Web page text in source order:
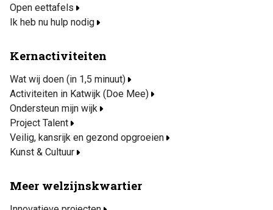
Open eettafels
Ik heb nu hulp nodig
Kernactiviteiten
Wat wij doen (in 1,5 minuut)
Activiteiten in Katwijk (Doe Mee)
Ondersteun mijn wijk
Project Talent
Veilig, kansrijk en gezond opgroeien
Kunst & Cultuur
Meer welzijnskwartier